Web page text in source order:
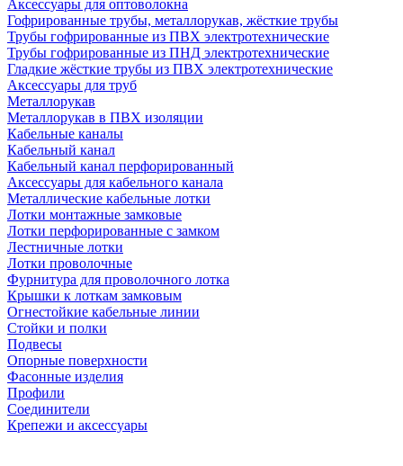
Аксессуары для оптоволокна
Гофрированные трубы, металлорукав, жёсткие трубы
Трубы гофрированные из ПВХ электротехнические
Трубы гофрированные из ПНД электротехнические
Гладкие жёсткие трубы из ПВХ электротехнические
Аксессуары для труб
Металлорукав
Металлорукав в ПВХ изоляции
Кабельные каналы
Кабельный канал
Кабельный канал перфорированный
Аксессуары для кабельного канала
Металлические кабельные лотки
Лотки монтажные замковые
Лотки перфорированные с замком
Лестничные лотки
Лотки проволочные
Фурнитура для проволочного лотка
Крышки к лоткам замковым
Огнестойкие кабельные линии
Стойки и полки
Подвесы
Опорные поверхности
Фасонные изделия
Профили
Соединители
Крепежи и аксессуары